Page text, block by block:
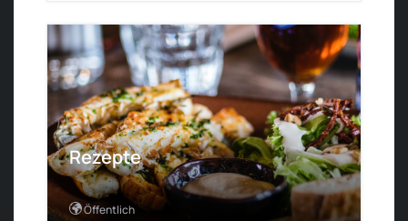
Rezepte
Öffentlich